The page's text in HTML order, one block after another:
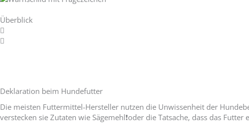
Überblick
Deklaration beim Hundefutter
Die meisten Futtermittel-Hersteller nutzen die Unwissenheit der
verstecken sie Zutaten wie Sägemehl❗️oder die Tatsache, dass das